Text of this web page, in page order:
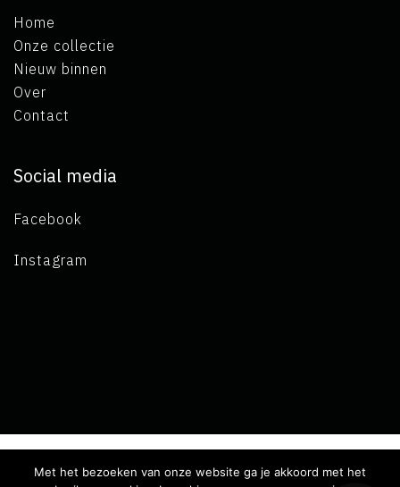
Home
Onze collectie
Nieuw binnen
Over
Contact
Social media
Facebook
Instagram
Copyright 2019 L.A. de Visser -Algemene voorwaarden
Met het bezoeken van onze website ga je akkoord met het